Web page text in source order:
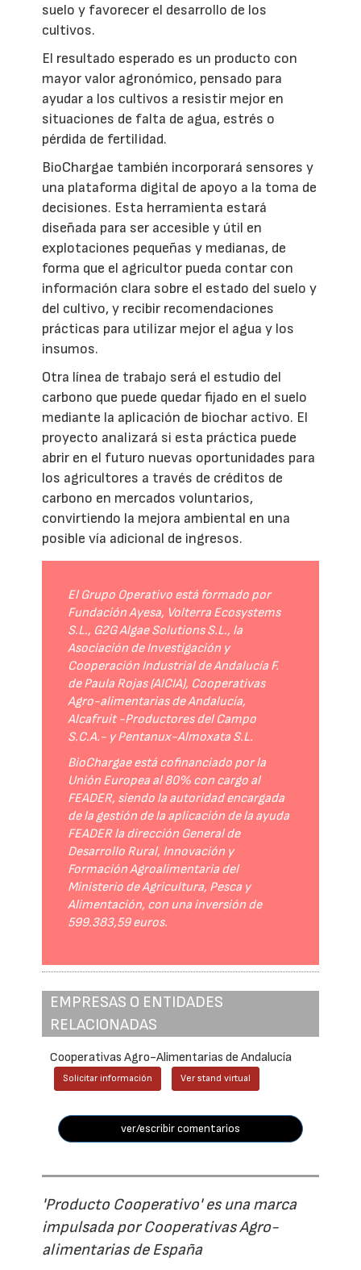
suelo y favorecer el desarrollo de los
cultivos.
El resultado esperado es un producto con
mayor valor agronómico, pensado para
ayudar a los cultivos a resistir mejor en
situaciones de falta de agua, estrés o
pérdida de fertilidad.
BioChargae también incorporará sensores y
una plataforma digital de apoyo a la toma de
decisiones. Esta herramienta estará
diseñada para ser accesible y útil en
explotaciones pequeñas y medianas, de
forma que el agricultor pueda contar con
información clara sobre el estado del suelo y
del cultivo, y recibir recomendaciones
prácticas para utilizar mejor el agua y los
insumos.
Otra línea de trabajo será el estudio del
carbono que puede quedar fijado en el suelo
mediante la aplicación de biochar activo. El
proyecto analizará si esta práctica puede
abrir en el futuro nuevas oportunidades para
los agricultores a través de créditos de
carbono en mercados voluntarios,
convirtiendo la mejora ambiental en una
posible vía adicional de ingresos.
El Grupo Operativo está formado por
Fundación Ayesa, Volterra Ecosystems
S.L., G2G Algae Solutions S.L., la
Asociación de Investigación y
Cooperación Industrial de Andalucía F.
de Paula Rojas (AICIA), Cooperativas
Agro-alimentarias de Andalucía,
Alcafruit -Productores del Campo
S.C.A.- y Pentanux-Almoxata S.L.
BioChargae está cofinanciado por la
Unión Europea al 80% con cargo al
FEADER, siendo la autoridad encargada
de la gestión de la aplicación de la ayuda
FEADER la dirección General de
Desarrollo Rural, Innovación y
Formación Agroalimentaria del
Ministerio de Agricultura, Pesca y
Alimentación, con una inversión de
599.383,59 euros.
EMPRESAS O ENTIDADES
RELACIONADAS
Cooperativas Agro-Alimentarias de Andalucía
Solicitar información Ver stand virtual
ver/escribir comentarios
'Producto Cooperativo' es una marca
impulsada por Cooperativas Agro-
alimentarias de España